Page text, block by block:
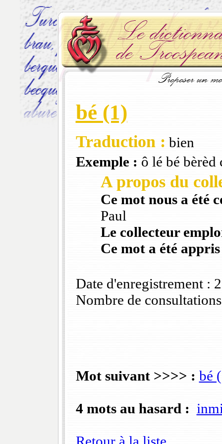
bé (1)
Traduction : bien
Exemple : ô lé bé
A propos du
Ce mot nous a été
Paul
Le collecteur
Ce mot a été
Date d'enregistrement :
Nombre de
Mot suivant >>>> : bé
4 mots au hasard :